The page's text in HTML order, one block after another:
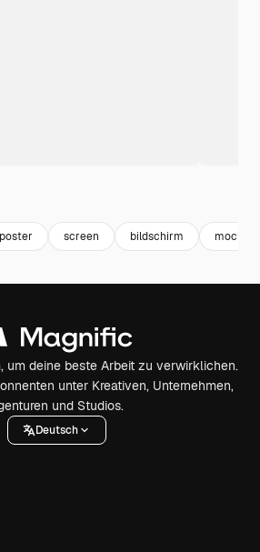
screen bildschirm mockup
um deine beste Arbeit zu verwirklichen.
unter Kreativen, Unternehmen,
und Studios.
Deutsch